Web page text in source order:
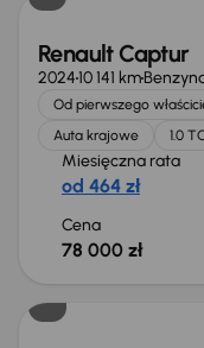
Renault Captur
202410 141 km
Od pierwszego
Auta krajowe
1.0
Miesięczna rata
od 464 zł
Cena
78 000 zł